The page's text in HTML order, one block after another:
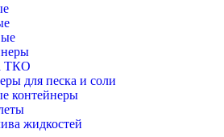
ТКО
для песка и соли
контейнеры
жидкостей